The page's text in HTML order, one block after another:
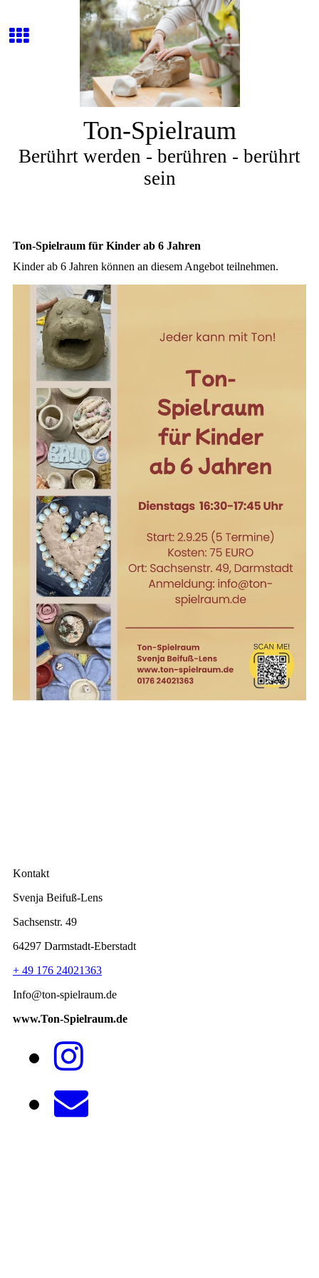
Ton-Spielraum
Berührt werden - berühren - berührt
sein
Ton-Spielraum für Kinder ab 6 Jahren
Kinder ab 6 Jahren können an diesem Angebot teilnehmen.
Kontakt
Svenja Beifuß-Lens
Sachsenstr. 49
64297 Darmstadt-Eberstadt
+ 49 176 24021363
Info@ton-spielraum.de
www.Ton-Spielraum.de